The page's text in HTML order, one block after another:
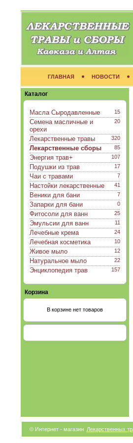
ГЛАВНАЯ НОВОСТИ
Каталог
15
Масла Сыродавленные
20
Семена масличные и
орехи
320
Лекарственные травы
85
Лекарственные сборы
107
Энергия трав+
17
Подушки из трав
7
Чаи с травами
41
Настойки лекарственные
7
Веники для бани
0
Запарки для бани
25
Фитосоли для ванн
11
Эмульсии для ванн
24
Лечебные крема
10
Лечебная косметика
12
Живое мыло
22
Натуральное мыло
157
Энциклопедия трав
Корзина
В корзине нет товаров
© Интернет - магазин Лекарственных